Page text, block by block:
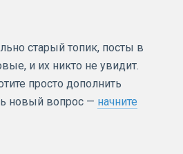
старый топик, посты в
и их никто не увидит.
просто дополнить
новый вопрос — начните